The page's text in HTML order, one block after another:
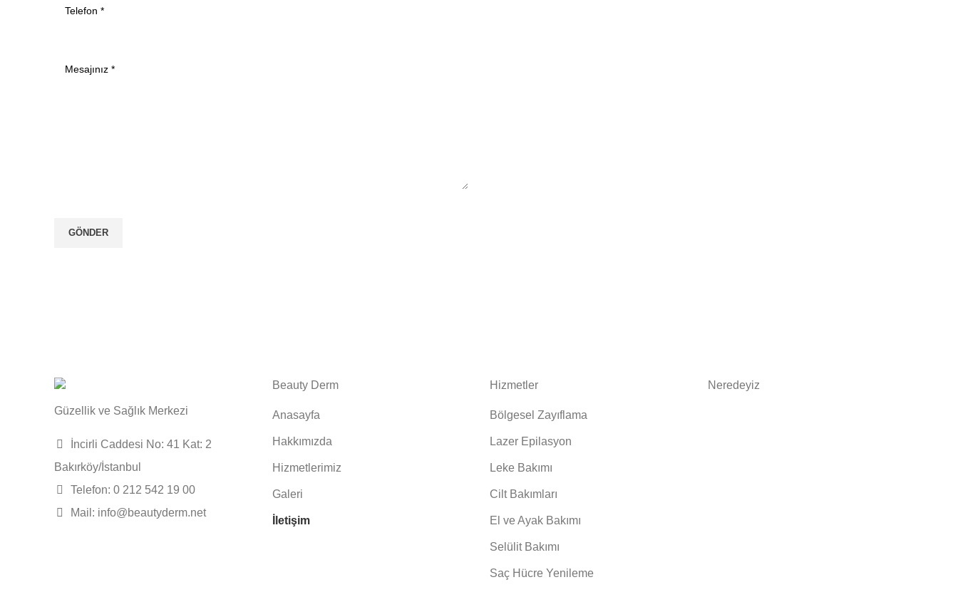
Güzellik ve Sağlık Merkezi
İncirli Caddesi No: 41 Kat: 2
Bakırköy/İstanbul
Telefon: 0 212 542 19 00
Mail: info@beautyderm.net
Beauty Derm
Anasayfa
Hakkımızda
Hizmetlerimiz
Galeri
İletişim
Hizmetler
Bölgesel Zayıflama
Lazer Epilasyon
Leke Bakımı
Cilt Bakımları
El ve Ayak Bakımı
Selülit Bakımı
Saç Hücre Yenileme
Neredeyiz